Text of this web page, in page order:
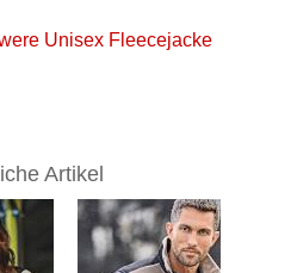
Unisex Fleecejacke
Artikel